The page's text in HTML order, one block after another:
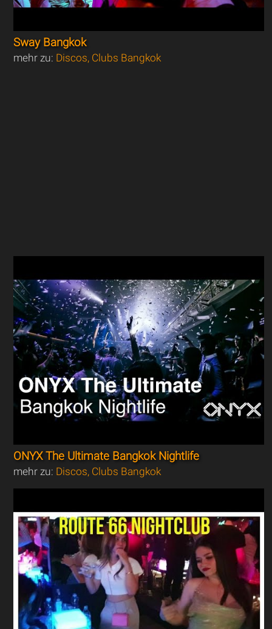
Sway Bangkok
mehr zu: Discos, Clubs Bangkok
ONYX The Ultimate Bangkok Nightlife
mehr zu: Discos, Clubs Bangkok